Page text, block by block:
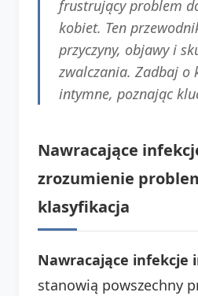
frustrujący problem
kobiet. Ten
przyczyny, objawy i
zwalczania. Zadbaj
intymne, poznając
Nawracające
zrozumienie
klasyfikacja
Nawracające infekcje
stanowią powszechny